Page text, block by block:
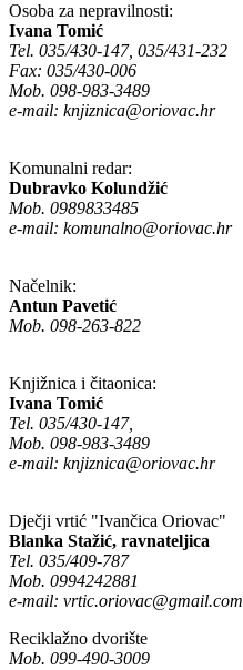
Osoba za nepravilnosti:
Ivana Tomić
Tel. 035/430-147, 035/431-232
Fax: 035/430-006
Mob. 098-983-3489
e-mail: knjiznica@oriovac.hr
Komunalni redar:
Dubravko Kolundžić
Mob. 0989833485
e-mail: komunalno@oriovac.hr
Načelnik:
Antun Pavetić
Mob. 098-263-822
Knjižnica i čitaonica:
Ivana Tomić
Tel. 035/430-147,
Mob. 098-983-3489
e-mail: knjiznica@oriovac.hr
Dječji vrtić "Ivančica Oriovac"
Blanka Stažić, ravnateljica
Tel. 035/409-787
Mob. 0994242881
e-mail: vrtic.oriovac@gmail.com
Reciklažno dvorište
Mob. 099-490-3009